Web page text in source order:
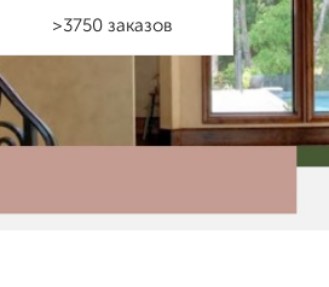
>3750 заказов